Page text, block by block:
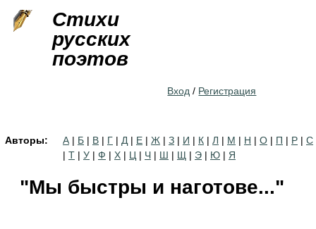
Стихи
русских
поэтов
Вход / Регистрация
Авторы: А | Б | В | Г | Д | Е | Ж | З | И | К | Л | М | Н | О | П | Р | С
| Т | У | Ф | Х | Ц | Ч | Ш | Щ | Э | Ю | Я
"Мы быстры и наготове..."